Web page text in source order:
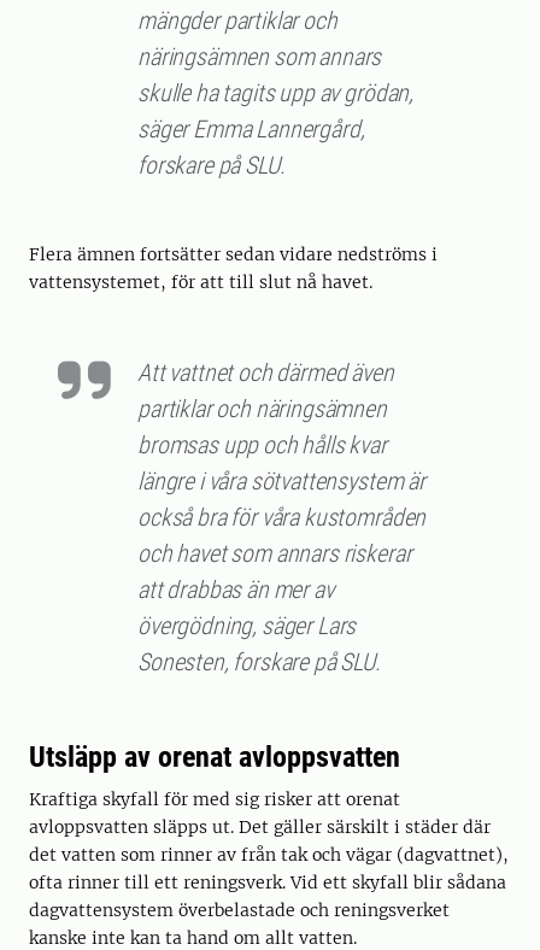
mängder partiklar och
näringsämnen som annars
skulle ha tagits upp av grödan,
säger Emma Lannergård,
forskare på SLU.
Flera ämnen fortsätter sedan vidare nedströms i
vattensystemet, för att till slut nå havet.
Att vattnet och därmed även
partiklar och näringsämnen
bromsas upp och hålls kvar
längre i våra sötvattensystem är
också bra för våra kustområden
och havet som annars riskerar
att drabbas än mer av
övergödning, säger Lars
Sonesten, forskare på SLU.
Utsläpp av orenat avloppsvatten
Kraftiga skyfall för med sig risker att orenat
avloppsvatten släpps ut. Det gäller särskilt i städer där
det vatten som rinner av från tak och vägar (dagvattnet),
ofta rinner till ett reningsverk. Vid ett skyfall blir sådana
dagvattensystem överbelastade och reningsverket
kanske inte kan ta hand om allt vatten.